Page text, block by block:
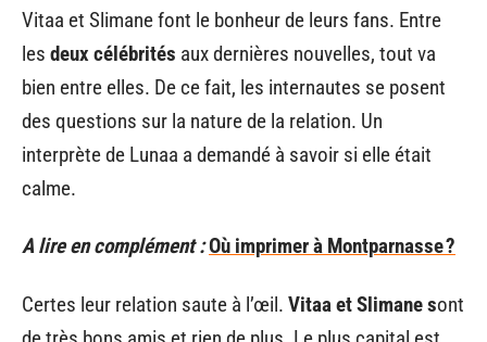
Vitaa et Slimane font le bonheur de leurs fans. Entre
les deux célébrités aux dernières nouvelles, tout va
bien entre elles. De ce fait, les internautes se posent
des questions sur la nature de la relation. Un
interprète de Lunaa a demandé à savoir si elle était
calme.
A lire en complément :Où imprimer à Montparnasse ?
Certes leur relation saute à l’œil. Vitaa et Slimane sont